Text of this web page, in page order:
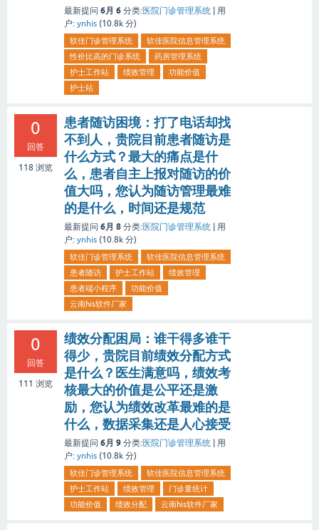
最新提问 6月 6 分类:医院门诊管理系统 | 用
户: ynhis (10.8k 分)
软佳门诊管理系统
软佳医院信息管理系统
性价比高的门诊系统
药房管理系统
护士工作站
绩效管理
功能价值
护士站
0
回答
118 浏览
患者随访困境：打了电话却找
不到人，贵院目前患者随访是
什么方式？最大的痛点是什
么，患者自主上报对随访的价
值大吗，您认为随访管理最难
的是什么，时间还是规范
最新提问 6月 8 分类:医院门诊管理系统 | 用
户: ynhis (10.8k 分)
软佳门诊管理系统
软佳医院信息管理系统
患者随访
护士工作站
绩效管理
患者端小程序
功能价值
云南his软件厂家
0
回答
111 浏览
绩效分配困局：谁干得多谁干
得少，贵院目前绩效分配方式
是什么？医生满意吗，绩效考
核最大的价值是公平还是激
励，您认为绩效改革最难的是
什么，数据采集还是人心接受
最新提问 6月 9 分类:医院门诊管理系统 | 用
户: ynhis (10.8k 分)
软佳门诊管理系统
软佳医院信息管理系统
护士工作站
绩效管理
门诊量统计
功能价值
绩效分配 云南his软件厂家